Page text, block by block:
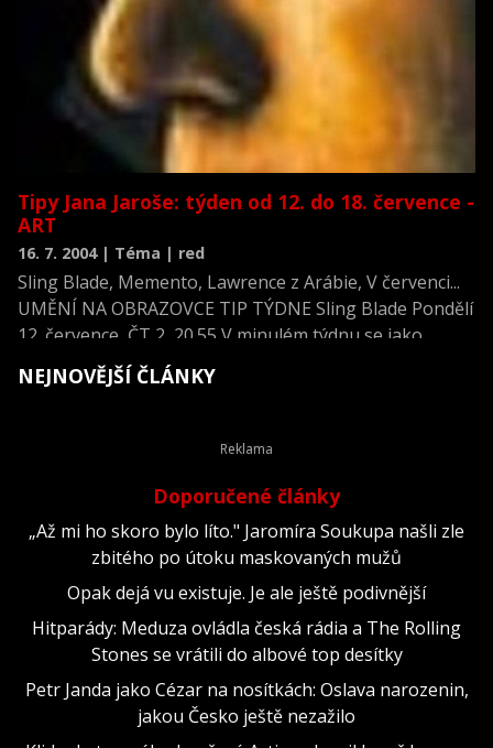
Tipy Jana Jaroše: týden od 12. do 18. července -
ART
16. 7. 2004 | Téma | red
Sling Blade, Memento, Lawrence z Arábie, V červenci...
UMĚNÍ NA OBRAZOVCE TIP TÝDNE Sling Blade Pondělí
12. července, ČT 2, 20.55 V minulém týdnu se jako
režisér představil Robert De Niro (Příběh z Bronxu),
nyní jej následuje Billy B
NEJNOVĚJŠÍ ČLÁNKY
Doporučené články
„Až mi ho skoro bylo líto." Jaromíra Soukupa našli zle
zbitého po útoku maskovaných mužů
Opak dejá vu existuje. Je ale ještě podivnější
Hitparády: Meduza ovládla česká rádia a The Rolling
Stones se vrátili do albové top desítky
Petr Janda jako Cézar na nosítkách: Oslava narozenin,
jakou Česko ještě nezažilo